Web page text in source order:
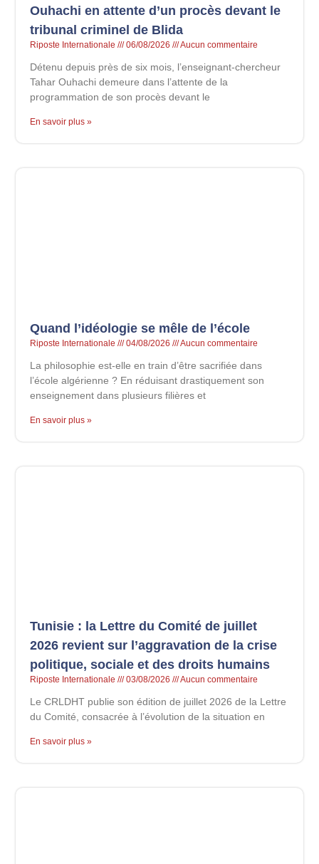
Ouhachi en attente d’un procès devant le
tribunal criminel de Blida
Riposte Internationale 06/08/2026 Aucun commentaire
Détenu depuis près de six mois, l’enseignant-chercheur
Tahar Ouhachi demeure dans l’attente de la
programmation de son procès devant le
En savoir plus »
Quand l’idéologie se mêle de l’école
Riposte Internationale 04/08/2026 Aucun commentaire
La philosophie est-elle en train d’être sacrifiée dans
l’école algérienne ? En réduisant drastiquement son
enseignement dans plusieurs filières et
En savoir plus »
Tunisie : la Lettre du Comité de juillet
2026 revient sur l’aggravation de la crise
politique, sociale et des droits humains
Riposte Internationale 03/08/2026 Aucun commentaire
Le CRLDHT publie son édition de juillet 2026 de la Lettre
du Comité, consacrée à l’évolution de la situation en
En savoir plus »